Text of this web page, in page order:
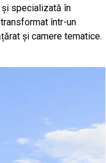
și specializată în
într-un
și camere tematice.